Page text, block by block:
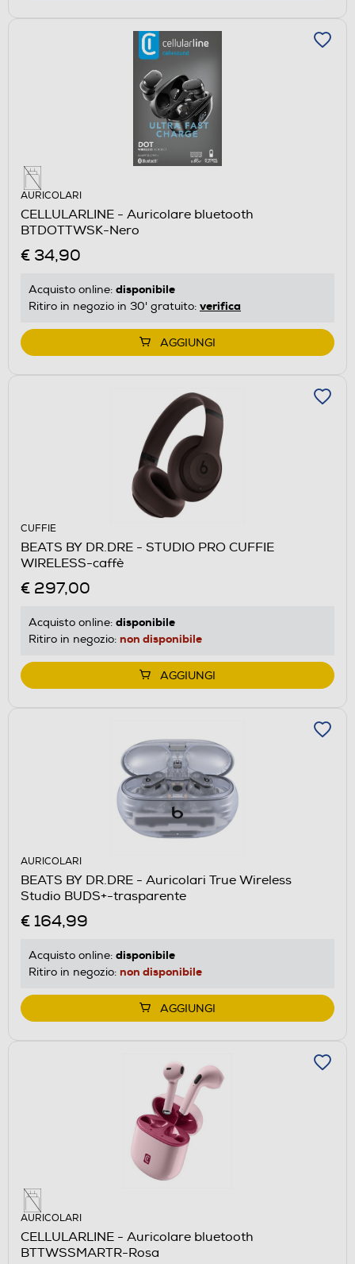
AURICOLARI
CELLULARLINE - Auricolare bluetooth
BTDOTTWSK-Nero
€ 34,90
Acquisto online: disponibile
Ritiro in negozio in 30' gratuito: verifica
AGGIUNGI
CUFFIE
BEATS BY DR.DRE - STUDIO PRO CUFFIE
WIRELESS-caffè
€ 297,00
Acquisto online: disponibile
Ritiro in negozio: non disponibile
AGGIUNGI
AURICOLARI
BEATS BY DR.DRE - Auricolari True Wireless
Studio BUDS+-trasparente
€ 164,99
Acquisto online: disponibile
Ritiro in negozio: non disponibile
AGGIUNGI
AURICOLARI
CELLULARLINE - Auricolare bluetooth
BTTWSSMARTR-Rosa